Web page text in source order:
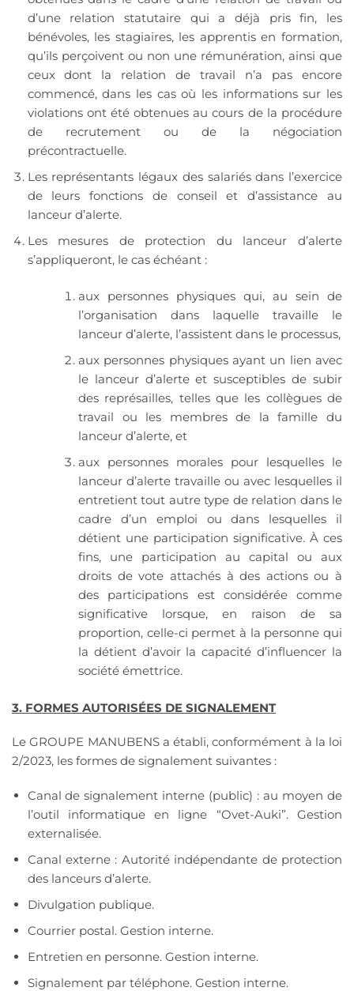
d’une relation statutaire qui a déjà pris fin, les
bénévoles, les stagiaires, les apprentis en formation,
qu’ils perçoivent ou non une rémunération, ainsi que
ceux dont la relation de travail n’a pas encore
commencé, dans les cas où les informations sur les
violations ont été obtenues au cours de la procédure
de recrutement ou de la négociation
précontractuelle.
Les représentants légaux des salariés dans l’exercice
de leurs fonctions de conseil et d’assistance au
lanceur d’alerte.
Les mesures de protection du lanceur d’alerte
s’appliqueront, le cas échéant :
aux personnes physiques qui, au sein de
l’organisation dans laquelle travaille le
lanceur d’alerte, l’assistent dans le processus,
aux personnes physiques ayant un lien avec
le lanceur d’alerte et susceptibles de subir
des représailles, telles que les collègues de
travail ou les membres de la famille du
lanceur d’alerte, et
aux personnes morales pour lesquelles le
lanceur d’alerte travaille ou avec lesquelles il
entretient tout autre type de relation dans le
cadre d’un emploi ou dans lesquelles il
détient une participation significative. À ces
fins, une participation au capital ou aux
droits de vote attachés à des actions ou à
des participations est considérée comme
significative lorsque, en raison de sa
proportion, celle-ci permet à la personne qui
la détient d’avoir la capacité d’influencer la
société émettrice.
3. FORMES AUTORISÉES DE SIGNALEMENT
Le GROUPE MANUBENS a établi, conformément à la loi
2/2023, les formes de signalement suivantes :
Canal de signalement interne (public) : au moyen de
l’outil informatique en ligne “Ovet-Auki”. Gestion
externalisée.
Canal externe : Autorité indépendante de protection
des lanceurs d’alerte.
Divulgation publique.
Courrier postal. Gestion interne.
Entretien en personne. Gestion interne.
Signalement par téléphone. Gestion interne.